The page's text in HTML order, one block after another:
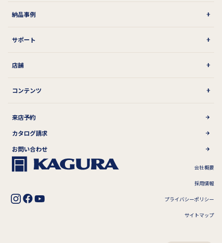
納品事例
サポート
店舗
コンテンツ
来店予約
カタログ請求
お問い合わせ
会社概要
採用情報
プライバシーポリシー
サイトマップ